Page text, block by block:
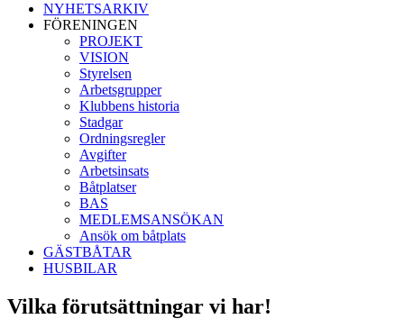
NYHETSARKIV
FÖRENINGEN
PROJEKT
VISION
Styrelsen
Arbetsgrupper
Klubbens historia
Stadgar
Ordningsregler
Avgifter
Arbetsinsats
Båtplatser
BAS
MEDLEMSANSÖKAN
Ansök om båtplats
GÄSTBÅTAR
HUSBILAR
Vilka förutsättningar vi har!